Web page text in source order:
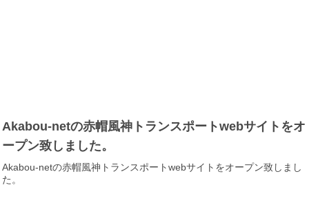
Akabou-netの赤帽風神トランスポートwebサイトをオ
ープン致しました。
Akabou-netの赤帽風神トランスポートwebサイトをオープン致しまし
た。